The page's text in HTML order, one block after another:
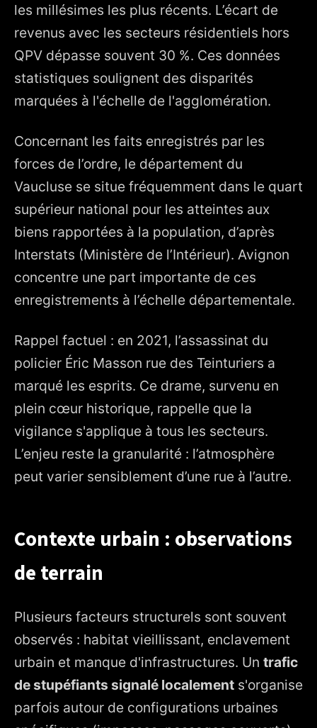
les millésimes les plus récents. L’écart de
revenus avec les secteurs résidentiels hors
QPV dépasse souvent 30 %. Ces données
statistiques soulignent des disparités
marquées à l'échelle de l'agglomération.
Concernant les faits enregistrés par les
forces de l’ordre, le département du
Vaucluse se situe fréquemment dans le quart
supérieur national pour les atteintes aux
biens rapportées à la population, d’après
Interstats (Ministère de l’Intérieur). Avignon
concentre une part importante de ces
enregistrements à l’échelle départementale.
Rappel factuel : en 2021, l’assassinat du
policier Éric Masson rue des Teinturiers a
marqué les esprits. Ce drame, survenu en
plein cœur historique, rappelle que la
vigilance s'applique à tous les secteurs.
L’enjeu reste la granularité : l’atmosphère
peut varier sensiblement d’une rue à l’autre.
Contexte urbain : observations
de terrain
Plusieurs facteurs structurels sont souvent
observés : habitat vieillissant, enclavement
urbain et manque d'infrastructures. Un trafic
de stupéfiants signalé localement s'organise
parfois autour de configurations urbaines